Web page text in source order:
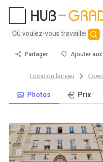
Aucun
trouvé
Poste de travail
Partager Ajouter
Location bureau
Photos Prix